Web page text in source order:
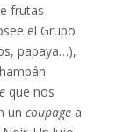
frutas
el Grupo
papaya…),
que nos
un coupagea